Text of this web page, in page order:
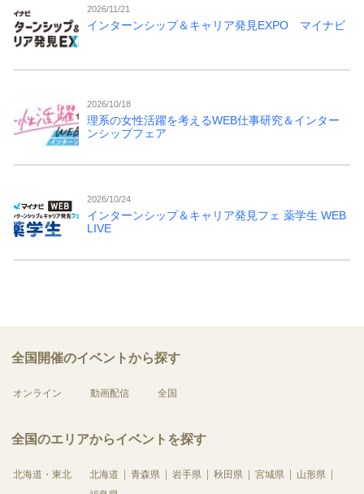
2026/11/21
インターンシップ＆キャリア発見EXPO マイナビ
2026/10/18
理系の女性活躍を考えるWEB仕事研究＆インター
ンシップフェア
2026/10/24
インターンシップ＆キャリア発見フェ 薬学生 WEB
LIVE
全国開催のイベントから探す
オンライン 動画配信 全国
全国のエリアからイベントを探す
北海道・東北 北海道 青森県 岩手県 秋田県 宮城県
山形県